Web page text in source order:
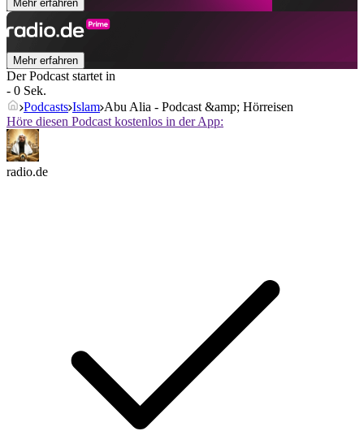
Mehr erfahren
Mehr erfahren
Der Podcast startet in
- 0 Sek.
Podcasts Islam Abu Alia - Podcast &amp; Hörreisen
Höre diesen Podcast kostenlos in der App:
radio.de